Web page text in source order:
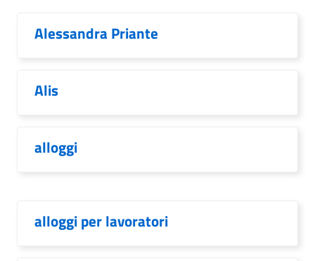
Alessandra Priante
Alis
alloggi
alloggi per lavoratori